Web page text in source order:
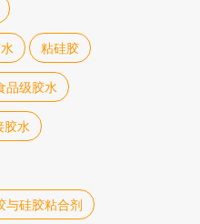
粘硅胶
品级胶水
胶水
与硅胶粘合剂